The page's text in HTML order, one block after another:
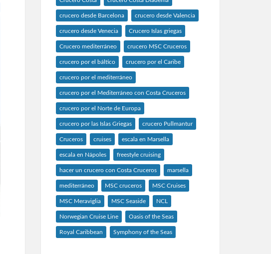
crucero desde Barcelona crucero desde Valencia
crucero desde Venecia Crucero Islas griegas
Crucero mediterráneo crucero MSC Cruceros
crucero por el báltico crucero por el Caribe
crucero por el mediterráneo
crucero por el Mediterráneo con Costa Cruceros
crucero por el Norte de Europa
crucero por las Islas Griegas crucero Pullmantur
Cruceros cruises escala en Marsella
escala en Nápoles freestyle cruising
hacer un crucero con Costa Cruceros marsella
mediterráneo MSC cruceros MSC Cruises
MSC Meraviglia MSC Seaside NCL
Norwegian Cruise Line Oasis of the Seas
Royal Caribbean Symphony of the Seas